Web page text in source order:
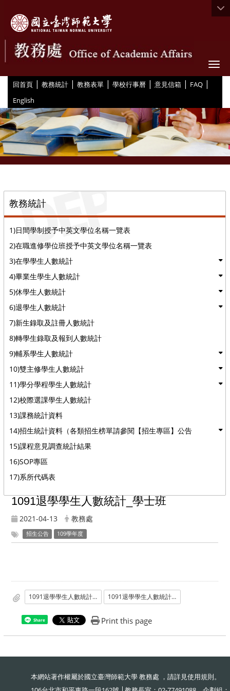
回首頁 | 教務統計 | 教務表單 | 學校行事曆 | 意見信箱 | FAQ |
English
教務統計
1)日間學制授予中英文學位名稱一覽表
2)在職進修學位班授予中英文學位名稱一覽表
3)在學學生人數統計
4)畢業生學生人數統計
5)休學生人數統計
6)退學生人數統計
7)新生錄取及註冊人數統計
8)轉學生錄取及報到人數統計
9)輔系學生人數統計
10)雙主修學生人數統計
11)學分學程學生人數統計
12)校際選課學生人數統計
13)課務統計資料
14)招生統計資料（各類招生榜單請參閱【招生專區】公告
15)課程意見調查統計結果
16)SOP專區
17)系所代碼表
1091退學學生人數統計_學士班
2021-04-13 教務處
招生公告 109學年度
1091退學學生人數統計_學士班 1091退學學生人數統計_學士班
Share Print this page
本網站著作權屬於國立臺灣師範大學 教務處 ，請詳見使用規則。